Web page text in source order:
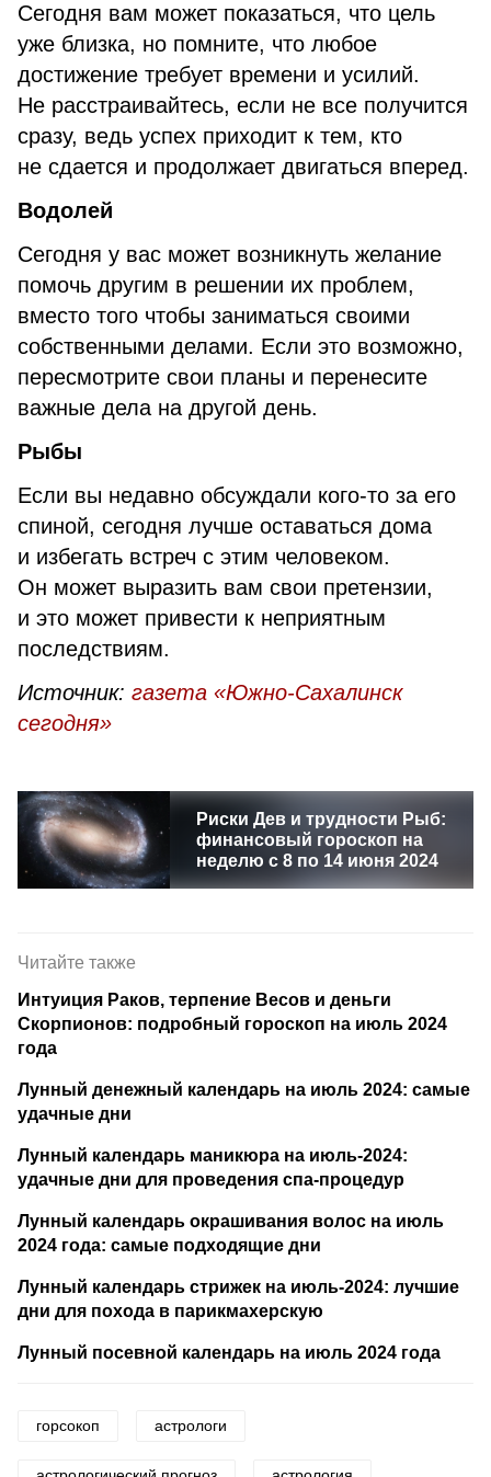
Сегодня вам может показаться, что цель
уже близка, но помните, что любое
достижение требует времени и усилий.
Не расстраивайтесь, если не все получится
сразу, ведь успех приходит к тем, кто
не сдается и продолжает двигаться вперед.
Водолей
Сегодня у вас может возникнуть желание
помочь другим в решении их проблем,
вместо того чтобы заниматься своими
собственными делами. Если это возможно,
пересмотрите свои планы и перенесите
важные дела на другой день.
Рыбы
Если вы недавно обсуждали кого-то за его
спиной, сегодня лучше оставаться дома
и избегать встреч с этим человеком.
Он может выразить вам свои претензии,
и это может привести к неприятным
последствиям.
Источник: газета «Южно-Сахалинск
сегодня»
Риски Дев и трудности Рыб:
финансовый гороскоп на
неделю с 8 по 14 июня 2024
Читайте также
Интуиция Раков, терпение Весов и деньги
Скорпионов: подробный гороскоп на июль 2024
года
Лунный денежный календарь на июль 2024: самые
удачные дни
Лунный календарь маникюра на июль-2024:
удачные дни для проведения спа-процедур
Лунный календарь окрашивания волос на июль
2024 года: самые подходящие дни
Лунный календарь стрижек на июль-2024: лучшие
дни для похода в парикмахерскую
Лунный посевной календарь на июль 2024 года
горсокоп астрологи